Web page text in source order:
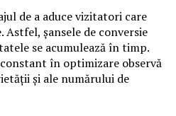
de a aduce vizitatori care
șansele de conversie
se acumulează în timp.
în optimizare observă
și ale numărului de